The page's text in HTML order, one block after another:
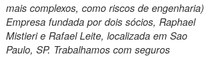
mais complexos, como riscos de engenharia)
Empresa fundada por dois sócios, Raphael
Mistieri e Rafael Leite, localizada em Sao
Paulo, SP. Trabalhamos com seguros